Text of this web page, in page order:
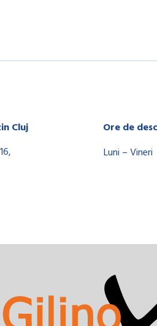
Cluj
Ore de
Luni – Vineri